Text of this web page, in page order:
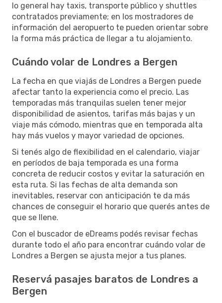
lo general hay taxis, transporte público y shuttles
contratados previamente; en los mostradores de
información del aeropuerto te pueden orientar sobre
la forma más práctica de llegar a tu alojamiento.
Cuándo volar de Londres a Bergen
La fecha en que viajás de Londres a Bergen puede
afectar tanto la experiencia como el precio. Las
temporadas más tranquilas suelen tener mejor
disponibilidad de asientos, tarifas más bajas y un
viaje más cómodo, mientras que en temporada alta
hay más vuelos y mayor variedad de opciones.
Si tenés algo de flexibilidad en el calendario, viajar
en períodos de baja temporada es una forma
concreta de reducir costos y evitar la saturación en
esta ruta. Si las fechas de alta demanda son
inevitables, reservar con anticipación te da más
chances de conseguir el horario que querés antes de
que se llene.
Con el buscador de eDreams podés revisar fechas
durante todo el año para encontrar cuándo volar de
Londres a Bergen se ajusta mejor a tus planes.
Reservá pasajes baratos de Londres a
Bergen